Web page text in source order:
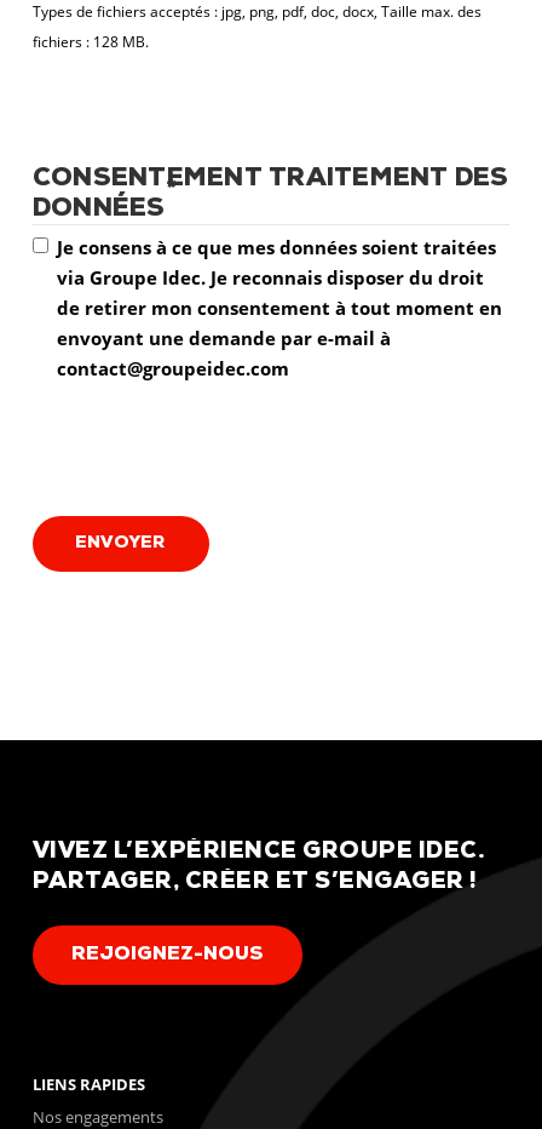
Types de fichiers acceptés : jpg, png, pdf, doc, docx, Taille max. des
fichiers : 128 MB.
CONSENTEMENT TRAITEMENT DES
DONNÉES
*
Je consens à ce que mes données soient traitées
via Groupe Idec. Je reconnais disposer du droit
de retirer mon consentement à tout moment en
envoyant une demande par e-mail à
contact@groupeidec.com
VIVEZ L’EXPÉRIENCE GROUPE IDEC.
PARTAGER, CRÉER ET S’ENGAGER !
REJO G N EZ- N OUS
LIENS RAPIDES
Nos engagements